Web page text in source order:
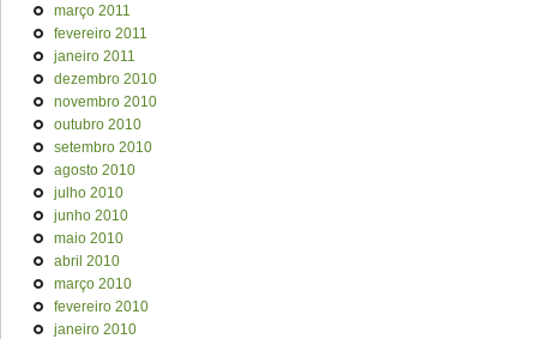
março 2011
fevereiro 2011
janeiro 2011
dezembro 2010
novembro 2010
outubro 2010
setembro 2010
agosto 2010
julho 2010
junho 2010
maio 2010
abril 2010
março 2010
fevereiro 2010
janeiro 2010